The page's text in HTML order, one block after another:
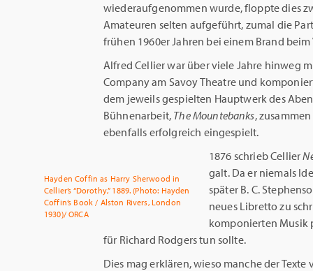
wiederaufgenommen wurde, floppte dies
Amateuren selten aufgeführt, zumal die
frühen 1960er Jahren bei einem Brand
Alfred Cellier war über viele Jahre hinweg
Company am Savoy Theatre und
dem jeweils gespielten Hauptwerk des
Bühnenarbeit, The Mountebanks,
ebenfalls erfolgreich eingespielt.
Hayden Coffin as Harry Sherwood in
Cellier’s “Dorothy,” 1889. (Photo: Hayden
Coffin’s Book / Alston Rivers, London
1930)/ ORCA
1876 schrieb Cellier
galt. Da er niemals
später B. C.
neues Libretto zu
komponierten Musik
für Richard Rodgers tun sollte.
Dies mag erklären, wieso manche der Texte